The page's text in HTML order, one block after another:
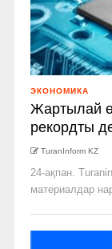
ЭКОНОМИКА
Жартылай
рекордты
TuranInform KZ
24-ақпан.
материалдар